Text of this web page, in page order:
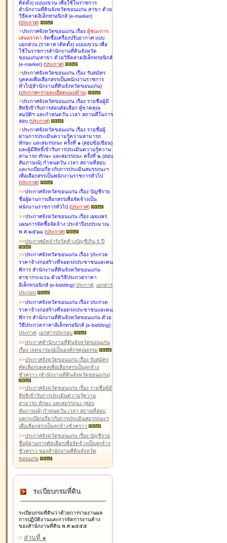
ติดตั้ง) แบบแขวน เพื่อใช้ในราชการ
สำนักงานที่ดินจังหวัดขอนแก่น สาขา ด้วย
วิธีตลาดอิเล็กทรอนิกส์ (e-market)
(ประกาศ)
>ประกาศจังหวัดขอนแก่น เรื่อง ผู้ชนะการ
เสนอราคา จัดซื้อเครื่องปรับอากาศ แบบ
แยกส่วน (ราคาค่าติดตั้ง) แบบแขวน เพื่อ
ใช้ในราชการสำนักงานที่ดินจังหวัด
ขอนแก่น/สาขา ด้วยวิธีตลาดอิเล็กทรอนิกส์
(e-market) (ประกาศ)
>ประกาศจังหวัดขอนแก่น เรื่อง รับสมัคร
บุคคลเพื่อเลือกสรรเป็นพนักงานราชการ
ทั่วไป(สำนักงานที่ดินจังหวัดขอนแก่น)
(ประกาศ+รายละเอียดแนบท้าย)
>ประกาศจังหวัดขอนแก่น เรื่อง รายชื่อผู้มี
สิทธิเข้ารับการสอบคัดเลือก ผู้ขาดคุณ
สมบัติฯ และกำหนดวัน เวลา สถานที่ในการ
สอบ (ประกาศ)
>ประกาศจังหวัดขอนแก่น เรื่อง รายชื่อผู้
ผ่านการประเมินความรู้ความสามารถ
ทักษะ และสมรรถนะ ครั้งที่ ๑ (สอบข้อเขียน)
และผู้มีสิทธิ์เข้ารับการประเมินความรู้ความ
สามารถ ทักษะ และสมรรถนะ ครั้งที่ ๒ (สอบ
สัมภาษณ์) กำหนดวัน เวลา สถานที่สอบ
และระเบียบเกี่ยวกับการประเมินสมรรถนะฯ
เพื่อเลือกสรรเป็นพนักงานราชการทั่วไป
(ประกาศ)
>>ประกาศจังหวัดขอนแก่น เรื่อง บัญชีราย
ชื่อผู้ผ่านการเลือกสรรเพื่อจัดจ้างเป็น
พนักงานราชการทั่วไป (ประกาศ)
>>ประกาศจังหวัดขอนแก่น เรื่อง เผยแพร่
แผนการจัดซื้อจัดจ้าง ประจำปีงบประมาณ
พ.ศ.๒๕๖๘ (ประกาศ)
>>ประกาศมัดจำรังวัดค้างบัญชีเกิน 5 ปี
>>ประกาศจังหวัดขอนแก่น เรื่อง ประกวด
ราคาจ้างก่อสร้างที่จอดรถประชาชนและคน
พิการ สำนักงานที่ดินจังหวัดขอนแก่น
สาขากระนวน ด้วยวิธีประกวดราคา
อิเล็กทรอนิกส์ (e-bidding) ประกาศ, เอกสาร
ประกอบ
>>ประกาศจังหวัดขอนแก่น เรื่อง ประกวด
ราคาจ้างก่อสร้างที่จอดรถประชาชนและคน
พิการ สำนักงานที่ดินจังหวัดขอนแก่น ด้วย
วิธีประกวดราคาอิเล็กทรอนิกส์ (e-bidding)
ประกาศ, เอกสารประกอบ
>>ประกาศสำนักงานที่ดินจังหวัดขอนแก่น
เรื่อง เจตนารมณ์เป็นองค์กรคุณธรรม
>>ประกาศจังหวัดขอนแก่น เรื่อง รับสมัคร
คัดเลือกบุคคลเพื่อเลือกสรรเป็นลูกจ้าง
ชั่วคราว (สำนักงานที่ดินจังหวัดขอนแก่น)
>>ประกาศจังหวัดขอนแก่น เรื่อง รายชื่อผู้มี
สิทธิเข้ารับการประเมินความรู้ความ
สามารถ ทักษะ และสมรรถนะ (สอบ
สัมภาษณ์) กำหนดวัน เวลา สถานที่สอบ
และระเบียบเกี่ยวกับการประเมินสมรรถนะฯ
เพื่อเลือกสรรเป็นลูกจ้างชั่วคราว
>>ประกาศจังหวัดขอนแก่น เรื่อง บัญชีราย
ชื่อผู้ผ่านการคัดเลือกเพื่อจัดจ้างเป็นลูกจ้าง
ชั่วคราว ของสำนักงานที่ดินจังหวัด
ขอนแก่น
ระเบียบกรมที่ดิน
ระเบียบกรมที่ดินว่าด้วยการรายงานผล
การปฏิบัติงานและการจัดการงานค้าง
ของสำนักงานที่ดิน พ.ศ.๒๕๕๕
> ส่วนที่ ๑